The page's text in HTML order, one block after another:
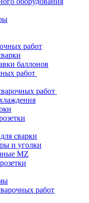
работ
баллонов
работ
работ
сварки
и уголки
MZ
работ